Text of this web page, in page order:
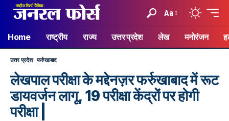
Aa
Home राष्ट्रीय राज्य उत्तर प्रदेश लेख मनोरंजन
उत्तर प्रदेश फर्रुखाबाद
लेखपाल परीक्षा के मद्देनज़र फर्रुखाबाद में रूट
डायवर्जन लागू, 19 परीक्षा केंद्रों पर होगी
परीक्षा |